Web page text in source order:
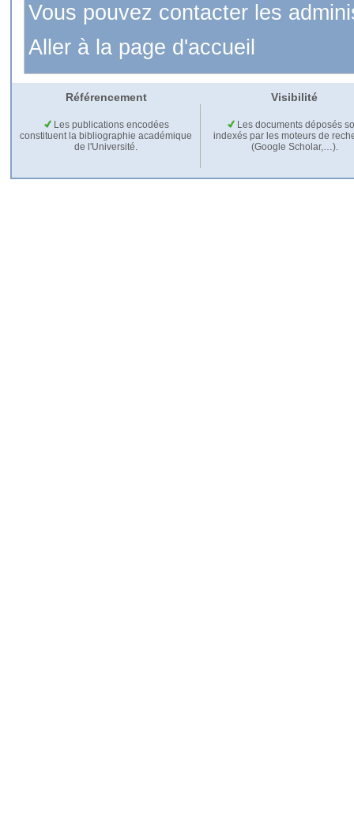
Vous pouvez contacter les
Aller à la page d'accueil
Référencement Visibilité
Les publications encodées
constituent la bibliographie académique
de l'Université.
Les documents déposés
indexés par les moteurs de
(Google Scholar,…).